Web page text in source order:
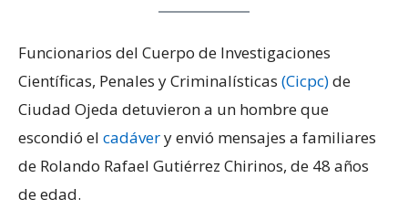
Funcionarios del Cuerpo de Investigaciones
Científicas, Penales y Criminalísticas (Cicpc)de
Ciudad Ojeda detuvieron a un hombre que
escondió el cadávery envió mensajes a familiares
de Rolando Rafael Gutiérrez Chirinos, de 48 años
de edad.